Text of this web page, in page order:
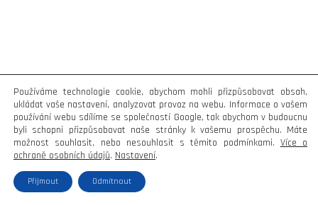
Používáme technologie cookie, abychom mohli přizpůsobovat obsah,
ukládat vaše nastavení, analyzovat provoz na webu. Informace o vašem
používání webu sdílíme se společností Google, tak abychom v budoucnu
byli schopni přizpůsobovat naše stránky k vašemu prospěchu. Máte
možnost souhlasit, nebo nesouhlasit s těmito podmínkami. Více o
ochraně osobních údajů. Nastavení.
Přijmout Odmítnout